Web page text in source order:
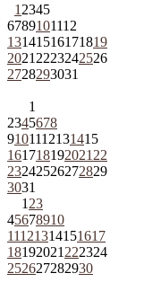
1 2345
6789101112
13141516171819
2021 2223242526
2728293031
1
2345678
9101112131415
161718192021 22
23242526272829
3031
1 23
45678910
11121314151617
18192021 222324
252627282930